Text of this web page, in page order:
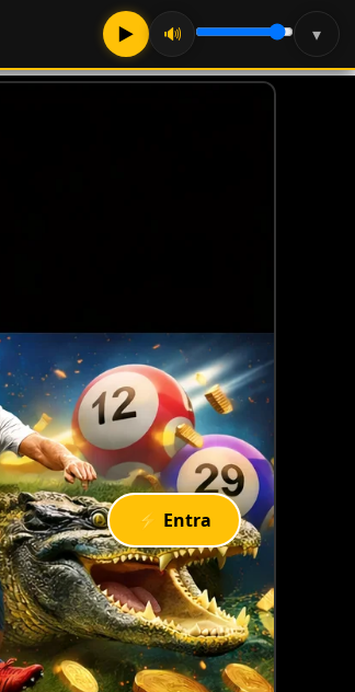
▶ 🔊 ▾
⚡ Entra